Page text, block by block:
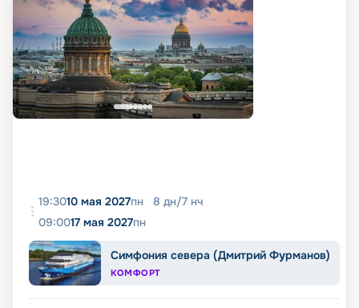
19:3010 мая 2027пн 8 дн/7 нч
09:0017 мая 2027пн
Симфония севера (Дмитрий Фурманов)
КОМФОРТ